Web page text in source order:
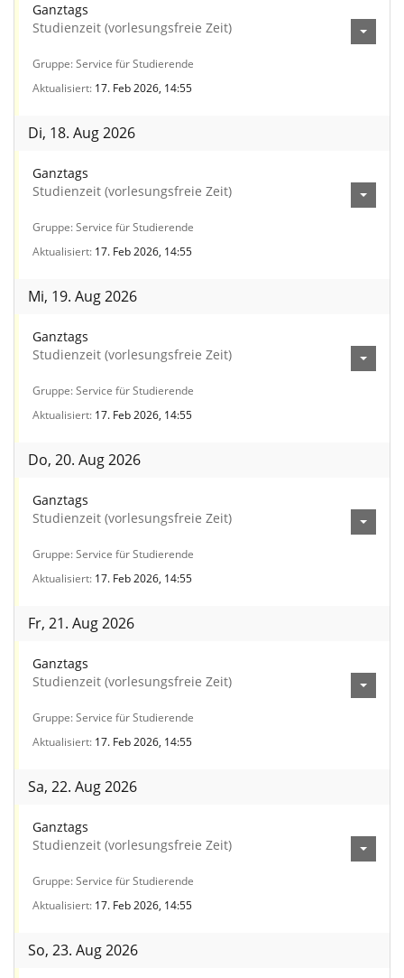
Ganztags
Studienzeit (vorlesungsfreie Zeit)
Gruppe Service für Studierende
Aktualisiert 17. Feb 2026, 14:55
Di, 18. Aug 2026
Ganztags
Studienzeit (vorlesungsfreie Zeit)
Gruppe Service für Studierende
Aktualisiert 17. Feb 2026, 14:55
Mi, 19. Aug 2026
Ganztags
Studienzeit (vorlesungsfreie Zeit)
Gruppe Service für Studierende
Aktualisiert 17. Feb 2026, 14:55
Do, 20. Aug 2026
Ganztags
Studienzeit (vorlesungsfreie Zeit)
Gruppe Service für Studierende
Aktualisiert 17. Feb 2026, 14:55
Fr, 21. Aug 2026
Ganztags
Studienzeit (vorlesungsfreie Zeit)
Gruppe Service für Studierende
Aktualisiert 17. Feb 2026, 14:55
Sa, 22. Aug 2026
Ganztags
Studienzeit (vorlesungsfreie Zeit)
Gruppe Service für Studierende
Aktualisiert 17. Feb 2026, 14:55
So, 23. Aug 2026